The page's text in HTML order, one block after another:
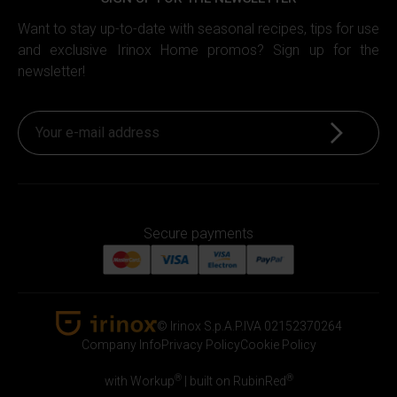
Want to stay up-to-date with seasonal recipes, tips for use
and exclusive Irinox Home promos? Sign up for the
newsletter!
Sign up
Secure payments
Irinox Home
© Irinox S.p.A. P.IVA 02152370264
Company InfoPrivacy PolicyCookie Policy
with Workup® built on RubinRed ®